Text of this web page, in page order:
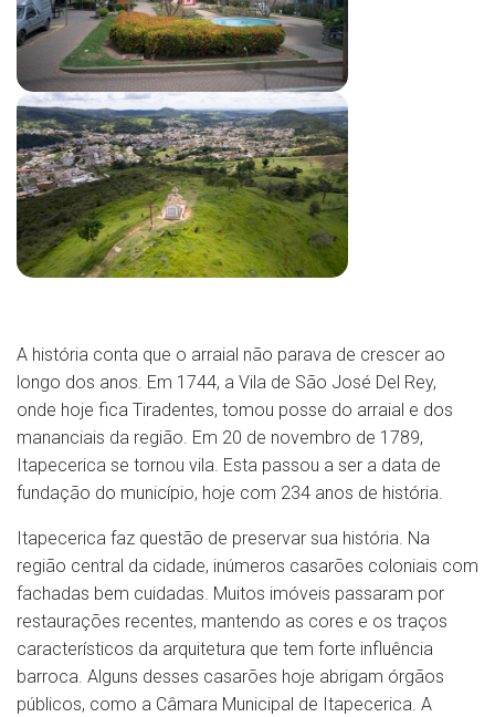
A história conta que o arraial não parava de crescer ao
longo dos anos. Em 1744, a Vila de São José Del Rey,
onde hoje fica Tiradentes, tomou posse do arraial e dos
mananciais da região. Em 20 de novembro de 1789,
Itapecerica se tornou vila. Esta passou a ser a data de
fundação do município, hoje com 234 anos de história.
Itapecerica faz questão de preservar sua história. Na
região central da cidade, inúmeros casarões coloniais com
fachadas bem cuidadas. Muitos imóveis passaram por
restaurações recentes, mantendo as cores e os traços
característicos da arquitetura que tem forte influência
barroca. Alguns desses casarões hoje abrigam órgãos
públicos, como a Câmara Municipal de Itapecerica. A